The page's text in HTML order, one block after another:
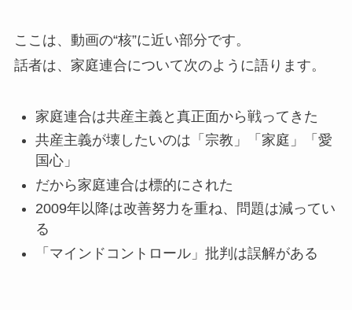
ここは、動画の“核”に近い部分です。
話者は、家庭連合について次のように語ります。
家庭連合は共産主義と真正面から戦ってきた
共産主義が壊したいのは「宗教」「家庭」「愛
国心」
だから家庭連合は標的にされた
2009年以降は改善努力を重ね、問題は減ってい
る
「マインドコントロール」批判は誤解がある